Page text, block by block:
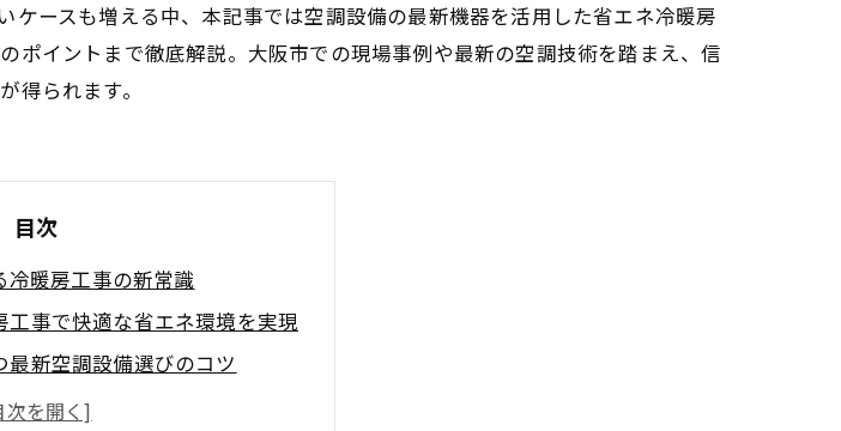
ースも増える中、本記事では空調設備の最新機器を活用した省エネ冷暖房
イントまで徹底解説。大阪市での現場事例や最新の空調技術を踏まえ、信
得られます。
目次
暖房工事の新常識
工事で快適な省エネ環境を実現
最新空調設備選びのコツ
トレンドと空調設備の進化